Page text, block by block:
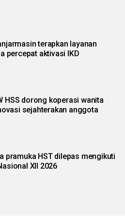
terapkan layanan
percepat aktivasi IKD
HSS dorong koperasi wanita
sejahterakan anggota
pramuka HST dilepas mengikuti
XII 2026